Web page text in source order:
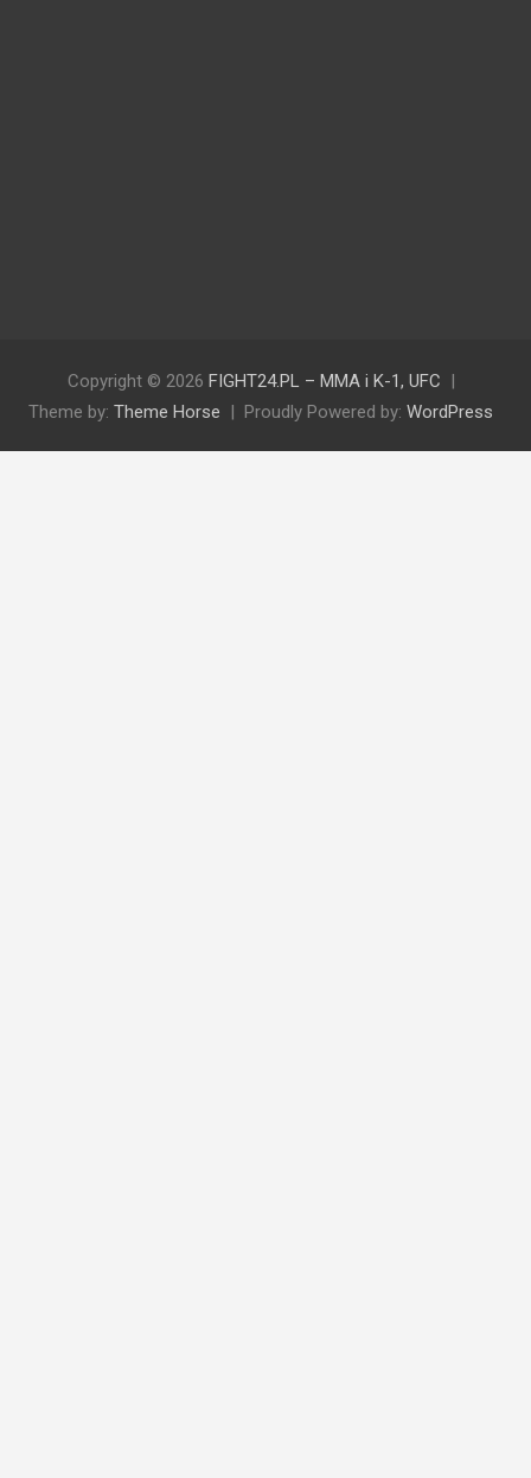
Copyright © 2026 FIGHT24.PL – MMA i K-1, UFC
Theme by: Theme Horse Proudly Powered by: WordPress